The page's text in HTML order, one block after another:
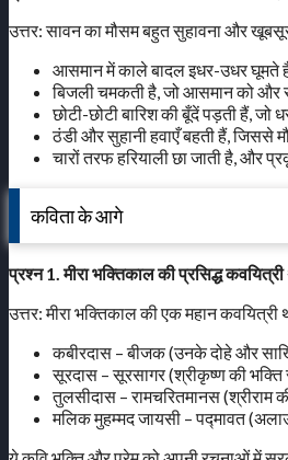
उत्तर: सावन का मौसम बहुत सुहावना और
आसमान में काले बादल इधर-उधर घूमते
बिजली चमकती है, जो आसमान को और
छोटी-छोटी बारिश की बूँदें पड़ती हैं, जो
ठंडी और सुहानी हवाएँ बहती हैं, जिससे
चारों तरफ हरियाली छा जाती है, और
कविता के आगे
प्रश्न 1. मीरा भक्तिकाल की प्रसिद्ध
उत्तर: मीरा भक्तिकाल की एक महान
कबीरदास – बीजक (उनके दोहे और
सूरदास – सूरसागर (श्रीकृष्ण की
तुलसीदास – रामचरितमानस (श्रीराम
मलिक मुहम्मद जायसी – पद्मावत